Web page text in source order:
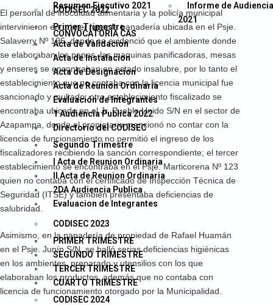
Resumen Ejecutivo 2021
Informe de
2021
CONVOCATORIA CAS
CODISEC 2022
Primer Trimestre
Acta de Validacion
Acta de Instalacion
Acta de Designacion
Acta de Reunion Ordinaria
Evaluación de Integrantes
1 Audiencia Publica 2022
Directorio del CODISEC
Segundo Trimestre
I Acta de Reunion Ordinaria
II Acta de Reunion Ordinaria
2DA Audiencia Publica
Evaluacion de Integrantes
CODISEC 2023
PRIMER TRIMESTRE
SEGUNDO TRIMESTRE
TERCER TRIMESTRE
CUARTO TRIMESTRE
CODISEC 2024
El personal de inocuidad alimentaria y la policía municipal
intervinieron en primer lugar la panadería ubicada en el Psje.
Salaverry Nº 196, donde se evidenció que el ambiente donde
se elaboraban los panes, las maquinas panificadoras, mesas
y enseres se encontraban en estado insalubre, por lo tanto el
establecimiento que no contaba con la licencia municipal fue
sancionado y multado; otro establecimiento fiscalizado se
encontraba ubicado en el Jr. Pueblo Unido S/N en el sector de
Azapampa, donde el propietario mencionó no contar con la
licencia de funcionamiento no permitió el ingreso de los
fiscalizadores recibiendo la sanción correspondiente; el tercer
establecimiento se encontraba en el Psje. Marticorena Nº 123
quien no contaba con el certificado de Inspección Técnica de
Seguridad (ITSE) y también presentaba deficiencias de
salubridad.
Asimismo, en la panadería de propiedad de Rafael Huamán
en el Psje. Junín S/N, se halló serias deficiencias higiénicas
en los ambientes, preparado y utensilios con los que
elaboraban los productos, además que no contaba con
licencia de funcionamiento otorgado por la Municipalidad.